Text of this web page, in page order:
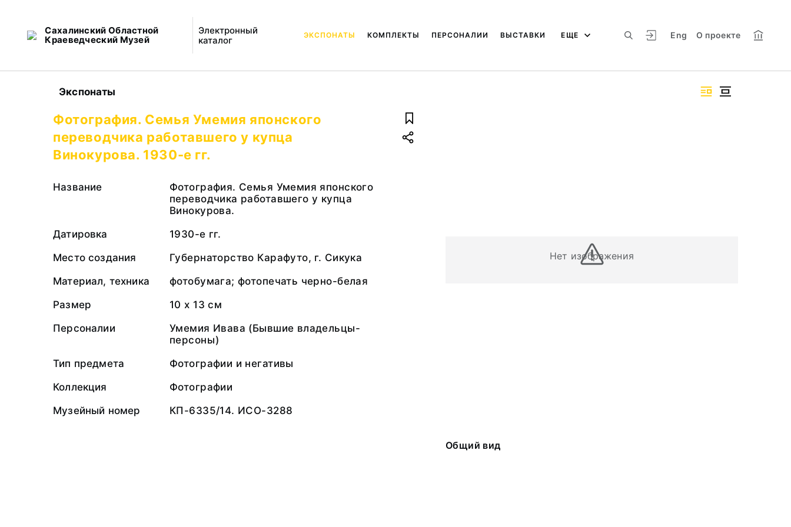
Сахалинский Областной
Краеведческий Музей
Электронный
каталог
Eng О проекте
ЭКСПОНАТЫ КОМПЛЕКТЫ ПЕРСОНАЛИИ ВЫСТАВКИ ЕЩЕ
Экспонаты
Нет изображения
Общий вид
Фотография. Семья Умемия японского
переводчика работавшего у купца
Винокурова. 1930-е гг.
Название
Фотография. Семья Умемия японского
переводчика работавшего у купца
Винокурова.
Датировка
1930-е гг.
Место создания
Губернаторство Карафуто, г. Сикука
Материал, техника
фотобумага; фотопечать черно-белая
Размер
10 х 13 см
Персоналии
Умемия Ивава (Бывшие владельцы-
персоны)
Тип предмета
Фотографии и негативы
Коллекция
Фотографии
Музейный номер
КП-6335/14. ИСО-3288